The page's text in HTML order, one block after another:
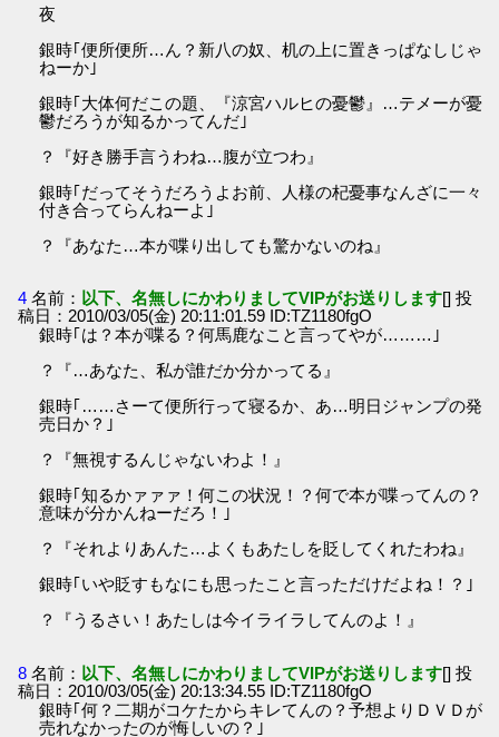
夜
銀時｢便所便所…ん？新八の奴、机の上に置きっぱなしじゃ
ねーか｣
銀時｢大体何だこの題、『涼宮ハルヒの憂鬱』…テメーが憂
鬱だろうが知るかってんだ｣
？『好き勝手言うわね…腹が立つわ』
銀時｢だってそうだろうよお前、人様の杞憂事なんざに一々
付き合ってらんねーよ｣
？『あなた…本が喋り出しても驚かないのね』
4 名前： 以下、名無しにかわりましてVIPがお送りします[] 投
稿日：2010/03/05(金) 20:11:01.59 ID:TZ1180fgO
銀時｢は？本が喋る？何馬鹿なこと言ってやが………｣
？『…あなた、私が誰だか分かってる』
銀時｢……さーて便所行って寝るか、あ…明日ジャンプの発
売日か？｣
？『無視するんじゃないわよ！』
銀時｢知るかァァァ！何この状況！？何で本が喋ってんの？
意味が分かんねーだろ！｣
？『それよりあんた…よくもあたしを貶してくれたわね』
銀時｢いや貶すもなにも思ったこと言っただけだよね！？｣
？『うるさい！あたしは今イライラしてんのよ！』
8 名前： 以下、名無しにかわりましてVIPがお送りします[] 投
稿日：2010/03/05(金) 20:13:34.55 ID:TZ1180fgO
銀時｢何？二期がコケたからキレてんの？予想よりＤＶＤが
売れなかったのが悔しいの？｣